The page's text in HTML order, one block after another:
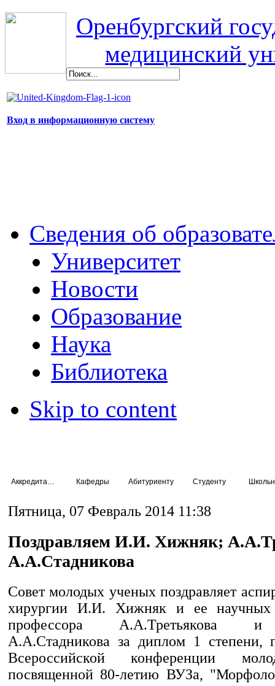
Оренбургский
медицинский
Вход в информационную систему
Сведения об
Университет
Новости
Образование
Наука
Библиотека
Skip to content
Кафедры Абитуриенту Студенту
Пятница, 07 Февраль 2014 11:38
Поздравляем И.И. Хижняк;
А.А.Стадникова
Совет молодых ученых поздравляет
хирургии И.И. Хижняк и ее научных
профессора А.А.Третьякова и
А.А.Стадникова за диплом 1 степени,
Всероссийской конференции
посвященной 80-летию ВУЗа,